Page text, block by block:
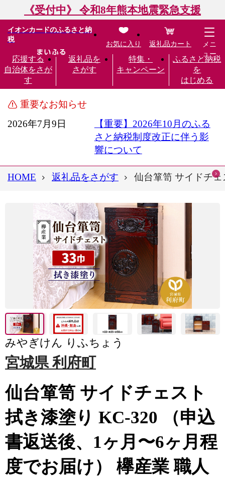
《受付中》 令和8年熊本地震緊急支援
イオンカードのふるさと納
税
応援する
自治体をさが
す
返礼品を
さがす
特集・
キャンペーン
ふるさと納税
を
はじめる
お気に入り 返礼品カート
メニ
ュー
重要なお知らせ
2026年7月9日
【重要】2026年10月のふる
さと納税制度改正に伴う影
響について
HOME 返礼品をさがす 仙台箪笥 サイドチ
みやぎけん りふちょう
宮城県 利府町
仙台箪笥 サイドチェスト
拭き漆塗り KC-320 （申込
書返送後、1ヶ月〜6ヶ月程
度でお届け） 欅産業 職人